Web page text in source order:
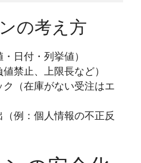
の考え方
日付・列挙値）
禁止、上限長など）
（在庫がない受注はエ
例：個人情報の不正反